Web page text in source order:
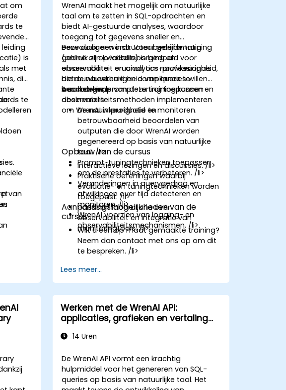
om
te
is
met
die
te
van
WrenAI maakt het mogelijk om natuurlijke
taal om te zetten in SQL-opdrachten en
biedt AI-gestuurde analyses, waardoor
toegang tot gegevens sneller en
eenvoudiger wordt. Voor bedrijfsmatig
gebruik zijn kwaliteitsborging en
observabiliteit cruciaal om nauwkeurigheid,
betrouwbaarheid en compliance te
waarborgen.
Deze door een instructeur geleide training
(online of op locatie) is bedoeld voor
ervaren data- en analytics-professionals
die de nauwkeurigheid van queries willen
beoordelen, prompt-tuning toepassen en
observabiliteitsmethoden implementeren
om WrenAI in productie te monitoren.
Aan het einde van deze training kunnen
deelnemers:
De nauwkeurigheid en
betrouwbaarheid beoordelen van
outputen die door WrenAI worden
gegenereerd op basis van natuurlijke
taal. /li>
Prompt-tuningtechnieken toepassen
om de prestaties te verbeteren. /li>
Veranderingen in querygedrag en
afwijkingen over tijd detecteren en
monitoren. /li>
WrenAI voorzien van logging- en
observabiliteitsmechanismen. /li>
Opbouw van de cursus
Interactieve lezingen en discussies. /li>
Praktische oefeningen waarbij
evaluatie- en tuningtechnieken worden
toegepast. /li>
Handson laboratoria over
observabiliteit en integratie van
monitoringtools. /li>
Aanpassingsmogelijkheden van de
cursus
Wilt u een op maat gemaakte training?
Neem dan contact met ons op om dit
te bespreken. /li>
Lees meer...
Werken met de WrenAI API:
applicaties, grafieken en vertaling
14 Uren
De WrenAI API vormt een krachtig
hulpmiddel voor het genereren van SQL-
queries op basis van natuurlijke taal. Het